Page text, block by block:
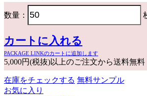
数量：
カートに入れる
PACKAGE LINKのカートに追加します
5,000円(税抜)以上のご注文から送料無料
在庫をチェックする 無料サンプル
お気に入り